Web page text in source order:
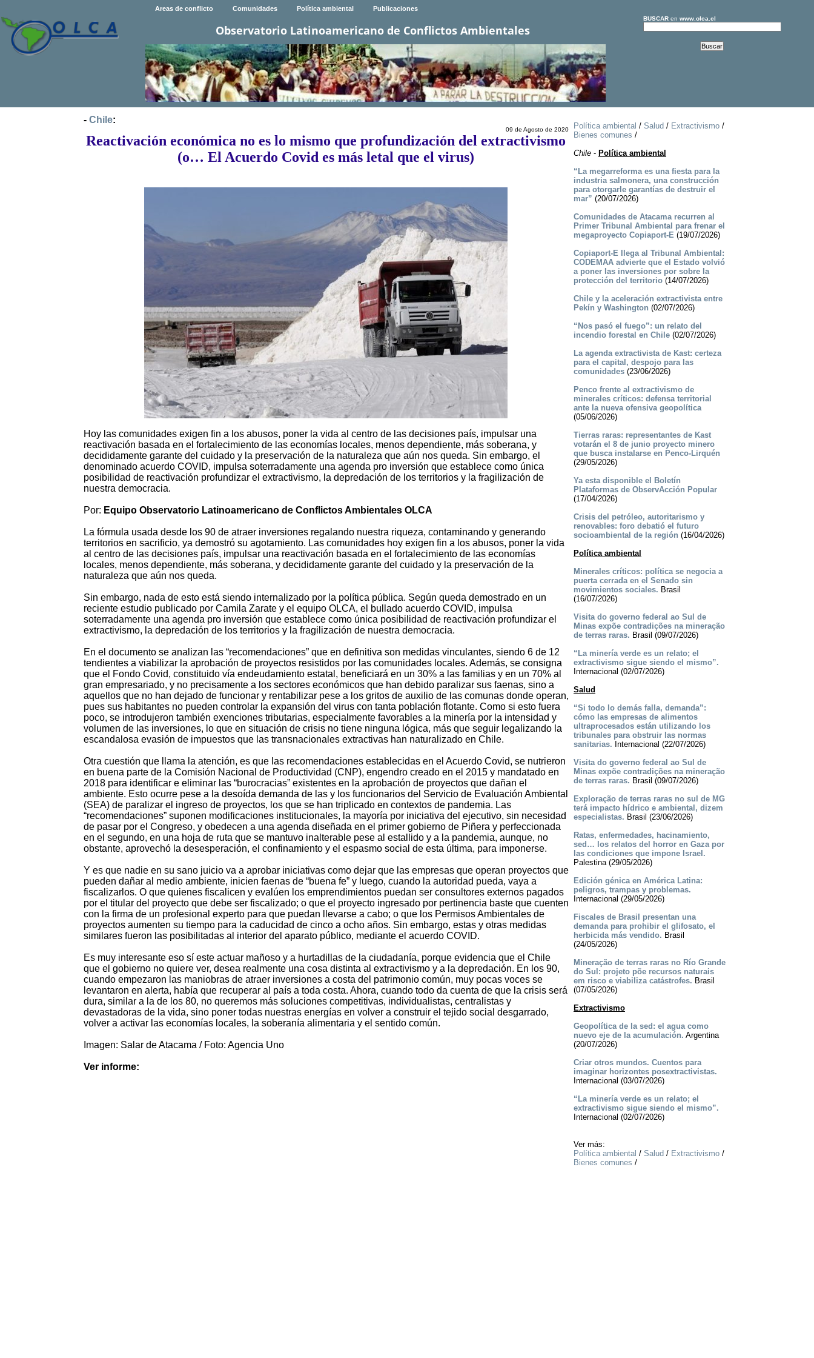
Areas de conflicto Comunidades Política ambiental Publicaciones
Observatorio Latinoamericano de Conflictos Ambientales
BUSCARen www.olca.cl
- Chile:
09 de Agosto de 2020
Reactivación económica no es lo mismo que profundización del extractivismo
(o… El Acuerdo Covid es más letal que el virus)
Hoy las comunidades exigen fin a los abusos, poner la vida al centro de las decisiones país, impulsar una
reactivación basada en el fortalecimiento de las economías locales, menos dependiente, más soberana, y
decididamente garante del cuidado y la preservación de la naturaleza que aún nos queda. Sin embargo, el
denominado acuerdo COVID, impulsa soterradamente una agenda pro inversión que establece como única
posibilidad de reactivación profundizar el extractivismo, la depredación de los territorios y la fragilización de
nuestra democracia.
Por: Equipo Observatorio Latinoamericano de Conflictos Ambientales OLCA
La fórmula usada desde los 90 de atraer inversiones regalando nuestra riqueza, contaminando y generando
territorios en sacrificio, ya demostró su agotamiento. Las comunidades hoy exigen fin a los abusos, poner la vida
al centro de las decisiones país, impulsar una reactivación basada en el fortalecimiento de las economías
locales, menos dependiente, más soberana, y decididamente garante del cuidado y la preservación de la
naturaleza que aún nos queda.
Sin embargo, nada de esto está siendo internalizado por la política pública. Según queda demostrado en un
reciente estudio publicado por Camila Zarate y el equipo OLCA, el bullado acuerdo COVID, impulsa
soterradamente una agenda pro inversión que establece como única posibilidad de reactivación profundizar el
extractivismo, la depredación de los territorios y la fragilización de nuestra democracia.
En el documento se analizan las “recomendaciones” que en definitiva son medidas vinculantes, siendo 6 de 12
tendientes a viabilizar la aprobación de proyectos resistidos por las comunidades locales. Además, se consigna
que el Fondo Covid, constituido vía endeudamiento estatal, beneficiará en un 30% a las familias y en un 70% al
gran empresariado, y no precisamente a los sectores económicos que han debido paralizar sus faenas, sino a
aquellos que no han dejado de funcionar y rentabilizar pese a los gritos de auxilio de las comunas donde operan,
pues sus habitantes no pueden controlar la expansión del virus con tanta población flotante. Como si esto fuera
poco, se introdujeron también exenciones tributarias, especialmente favorables a la minería por la intensidad y
volumen de las inversiones, lo que en situación de crisis no tiene ninguna lógica, más que seguir legalizando la
escandalosa evasión de impuestos que las transnacionales extractivas han naturalizado en Chile.
Otra cuestión que llama la atención, es que las recomendaciones establecidas en el Acuerdo Covid, se nutrieron
en buena parte de la Comisión Nacional de Productividad (CNP), engendro creado en el 2015 y mandatado en
2018 para identificar e eliminar las “burocracias” existentes en la aprobación de proyectos que dañan el
ambiente. Esto ocurre pese a la desoída demanda de las y los funcionarios del Servicio de Evaluación Ambiental
(SEA) de paralizar el ingreso de proyectos, los que se han triplicado en contextos de pandemia. Las
“recomendaciones” suponen modificaciones institucionales, la mayoría por iniciativa del ejecutivo, sin necesidad
de pasar por el Congreso, y obedecen a una agenda diseñada en el primer gobierno de Piñera y perfeccionada
en el segundo, en una hoja de ruta que se mantuvo inalterable pese al estallido y a la pandemia, aunque, no
obstante, aprovechó la desesperación, el confinamiento y el espasmo social de esta última, para imponerse.
Y es que nadie en su sano juicio va a aprobar iniciativas como dejar que las empresas que operan proyectos que
pueden dañar al medio ambiente, inicien faenas de “buena fe” y luego, cuando la autoridad pueda, vaya a
fiscalizarlos. O que quienes fiscalicen y evalúen los emprendimientos puedan ser consultores externos pagados
por el titular del proyecto que debe ser fiscalizado; o que el proyecto ingresado por pertinencia baste que cuenten
con la firma de un profesional experto para que puedan llevarse a cabo; o que los Permisos Ambientales de
proyectos aumenten su tiempo para la caducidad de cinco a ocho años. Sin embargo, estas y otras medidas
similares fueron las posibilitadas al interior del aparato público, mediante el acuerdo COVID.
Es muy interesante eso sí este actuar mañoso y a hurtadillas de la ciudadanía, porque evidencia que el Chile
que el gobierno no quiere ver, desea realmente una cosa distinta al extractivismo y a la depredación. En los 90,
cuando empezaron las maniobras de atraer inversiones a costa del patrimonio común, muy pocas voces se
levantaron en alerta, había que recuperar al país a toda costa. Ahora, cuando todo da cuenta de que la crisis será
dura, similar a la de los 80, no queremos más soluciones competitivas, individualistas, centralistas y
devastadoras de la vida, sino poner todas nuestras energías en volver a construir el tejido social desgarrado,
volver a activar las economías locales, la soberanía alimentaria y el sentido común.
Imagen: Salar de Atacama / Foto: Agencia Uno
Ver informe:
Política ambiental / Salud / Extractivismo/
Bienes comunes /
Chile- Política ambiental
“La megarreforma es una fiesta para la
industria salmonera, una construcción
para otorgarle garantías de destruir el
mar” (20/07/2026)
Comunidades de Atacama recurren al
Primer Tribunal Ambiental para frenar el
megaproyecto Copiaport-E (19/07/2026)
Copiaport-E llega al Tribunal Ambiental:
CODEMAA advierte que el Estado volvió
a poner las inversiones por sobre la
protección del territorio(14/07/2026)
Chile y la aceleración extractivista entre
Pekín y Washington (02/07/2026)
“Nos pasó el fuego”: un relato del
incendio forestal en Chile(02/07/2026)
La agenda extractivista de Kast: certeza
para el capital, despojo para las
comunidades(23/06/2026)
Penco frente al extractivismo de
minerales críticos: defensa territorial
ante la nueva ofensiva geopolítica
(05/06/2026)
Tierras raras: representantes de Kast
votarán el 8 de junio proyecto minero
que busca instalarse en Penco-Lirquén
(29/05/2026)
Ya esta disponible el Boletín
Plataformas de ObservAcción Popular
(17/04/2026)
Crisis del petróleo, autoritarismo y
renovables: foro debatió el futuro
socioambiental de la región (16/04/2026)
Política ambiental
Minerales críticos: política se negocia a
puerta cerrada en el Senado sin
movimientos sociales. Brasil
(16/07/2026)
Visita do governo federal ao Sul de
Minas expõe contradições na mineração
de terras raras. Brasil (09/07/2026)
“La minería verde es un relato; el
extractivismo sigue siendo el mismo”.
Internacional (02/07/2026)
Salud
“Si todo lo demás falla, demanda”:
cómo las empresas de alimentos
ultraprocesados están utilizando los
tribunales para obstruir las normas
sanitarias. Internacional (22/07/2026)
Visita do governo federal ao Sul de
Minas expõe contradições na mineração
de terras raras. Brasil (09/07/2026)
Exploração de terras raras no sul de MG
terá impacto hídrico e ambiental, dizem
especialistas. Brasil (23/06/2026)
Ratas, enfermedades, hacinamiento,
sed… los relatos del horror en Gaza por
las condiciones que impone Israel.
Palestina (29/05/2026)
Edición génica en América Latina:
peligros, trampas y problemas.
Internacional (29/05/2026)
Fiscales de Brasil presentan una
demanda para prohibir el glifosato, el
herbicida más vendido. Brasil
(24/05/2026)
Mineração de terras raras no Río Grande
do Sul: projeto põe recursos naturais
em risco e viabiliza catástrofes. Brasil
(07/05/2026)
Extractivismo
Geopolítica de la sed: el agua como
nuevo eje de la acumulación. Argentina
(20/07/2026)
Criar otros mundos. Cuentos para
imaginar horizontes posextractivistas.
Internacional (03/07/2026)
“La minería verde es un relato; el
extractivismo sigue siendo el mismo”.
Internacional (02/07/2026)
Ver más:
Política ambiental / Salud / Extractivismo/
Bienes comunes /